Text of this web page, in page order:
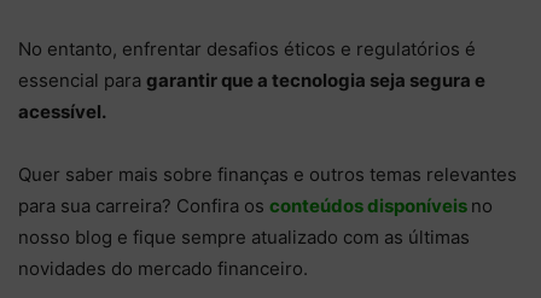
No entanto, enfrentar desafios éticos e regulatórios é
essencial para garantir que a tecnologia seja segura e
acessível.
Quer saber mais sobre finanças e outros temas relevantes
para sua carreira? Confira os conteúdos disponíveis no
nosso blog e fique sempre atualizado com as últimas
novidades do mercado financeiro.